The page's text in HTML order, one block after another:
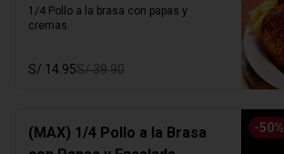
1/4 Pollo a la brasa con papas y
cremas.
S/ 14.95S/ 39.90
-50%
(MAX) 1/4 Pollo a la Brasa